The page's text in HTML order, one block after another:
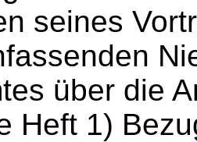
seines
über die
Heft 1)